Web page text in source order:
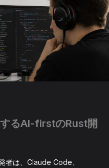
るAI-firstのRust開
者は、Claude Code、